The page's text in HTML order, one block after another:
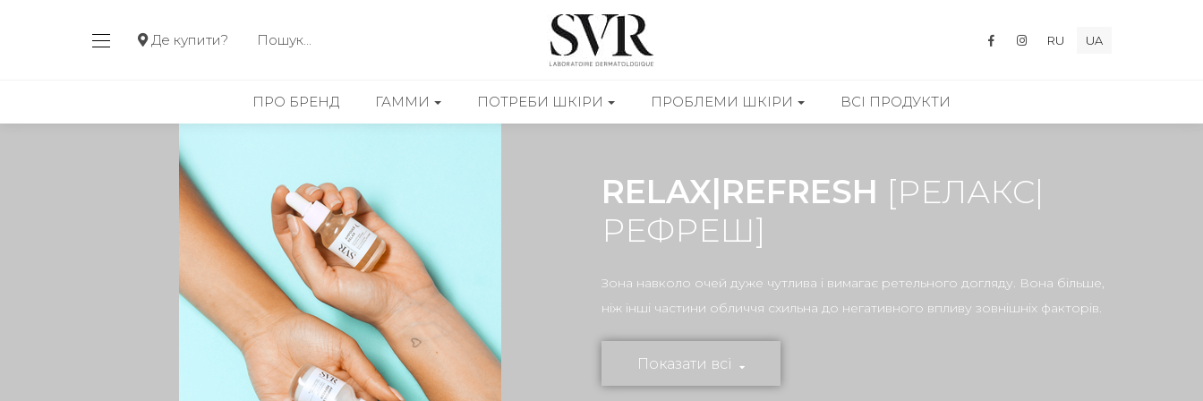
Де купити? RU UA
ПРО БРЕНД ГАММИ ПОТРЕБИ ШКІРИ ПРОБЛЕМИ ШКІРИ ВСІ ПРОДУКТИ
RELAX|REFRESH [РЕЛАКС|
РЕФРЕШ]
Зона навколо очей дуже чутлива і вимагає ретельного догляду. Вона більше,
ніж інші частини обличчя схильна до негативного впливу зовнішніх факторів.
Показати всі